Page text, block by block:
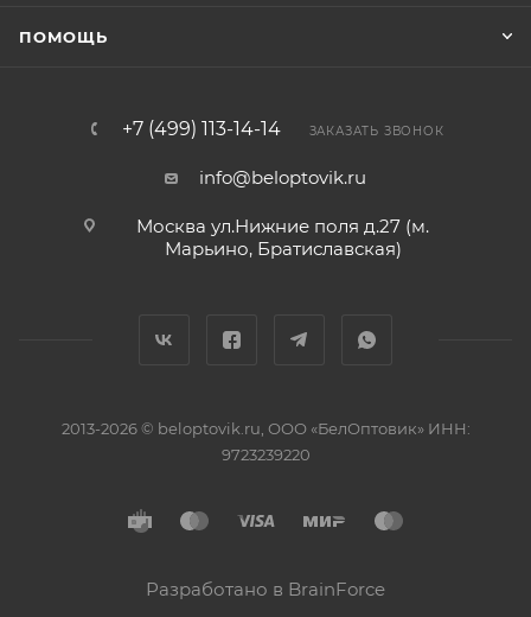
ПОМОЩЬ
+7 (499) 113-14-14 ЗАКАЗАТЬ ЗВОНОК
info@beloptovik.ru
Москва ул.Нижние поля д.27 (м.
Марьино, Братиславская)
2013-2026 © beloptovik.ru, ООО «БелОптовик» ИНН:
9723239220
Разработано в BrainForce